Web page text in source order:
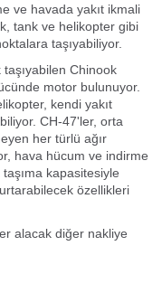
ve havada yakıt ikmali
tank ve helikopter gibi
taşıyabiliyor.
Chinook
motor bulunuyor.
kendi yakıt
CH-47'ler, orta
her türlü ağır
hava hücum ve indirme
kapasitesiyle
özellikleri
alacak diğer nakliye